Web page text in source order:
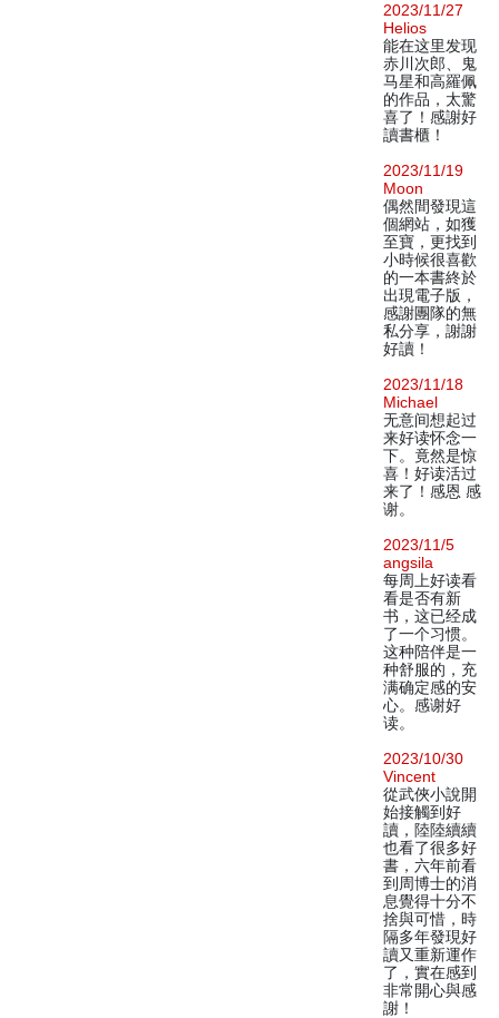
2023/11/27
Helios
能在这里发现
赤川次郎、鬼
马星和高羅佩
的作品，太驚
喜了！感謝好
讀書櫃！
2023/11/19
Moon
偶然間發現這
個網站，如獲
至寶，更找到
小時候很喜歡
的一本書終於
出現電子版，
感謝團隊的無
私分享，謝謝
好讀！
2023/11/18
Michael
无意间想起过
来好读怀念一
下。竟然是惊
喜！好读活过
来了！感恩 感
谢。
2023/11/5
angsila
每周上好读看
看是否有新
书，这已经成
了一个习惯。
这种陪伴是一
种舒服的，充
满确定感的安
心。感谢好
读。
2023/10/30
Vincent
從武俠小說開
始接觸到好
讀，陸陸續續
也看了很多好
書，六年前看
到周博士的消
息覺得十分不
捨與可惜，時
隔多年發現好
讀又重新運作
了，實在感到
非常開心與感
謝！